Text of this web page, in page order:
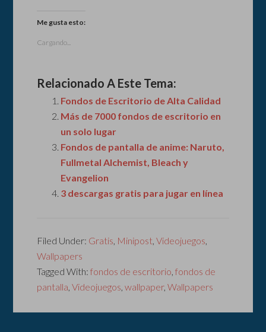
Me gusta esto:
Cargando...
Relacionado A Este Tema:
Fondos de Escritorio de Alta Calidad
Más de 7000 fondos de escritorio en
un solo lugar
Fondos de pantalla de anime: Naruto,
Fullmetal Alchemist, Bleach y
Evangelion
3 descargas gratis para jugar en línea
Filed Under: Gratis, Minipost,Videojuegos,
Wallpapers
Tagged With:fondos de escritorio,fondos de
pantalla,Videojuegos,wallpaper,Wallpapers